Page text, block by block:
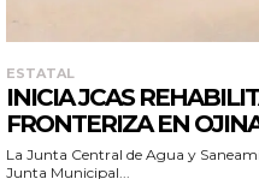
ESTATAL
INICIA JCAS
FRONTERIZA EN
La Junta Central de Agua y
Junta Municipal...